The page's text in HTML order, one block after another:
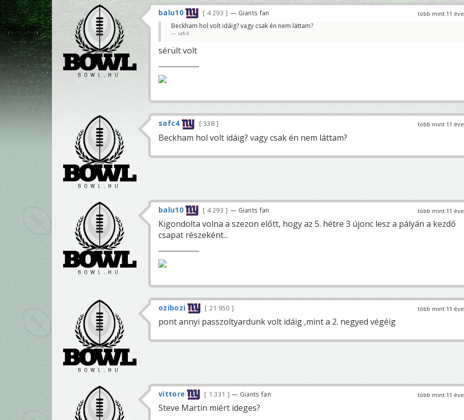
több mint 11 éve
balu10 4 293 — Giants fan
Beckham hol volt idáig? vagy csak én nem láttam?
safc4
sérült volt
több mint 11 éve
safc4 338
Beckham hol volt idáig? vagy csak én nem láttam?
több mint 11 éve
balu10 4 293 — Giants fan
Kigondolta volna a szezon előtt, hogy az 5. hétre 3 újonc lesz a pályán a kezdő
csapat részeként...
több mint 11 éve
ozibozi 21 950
pont annyi passzoltyardunk volt idáig ,mint a 2. negyed végéig
több mint 11 éve
vittore 1 331 — Giants fan
Steve Martin miért ideges?